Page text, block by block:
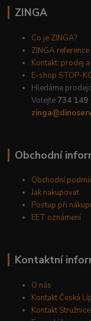
ZINGA
Co je ZINGA?
ZINGA
Kontakt: prodej
E-shop STOP-
Hledáme
Volejte 734 149
Obchodní
Obchodní
Jak nakupovat
Postup při
EET oznámení
Kontaktní
O nás
Kontakt Česká
Kontakt Stružnice